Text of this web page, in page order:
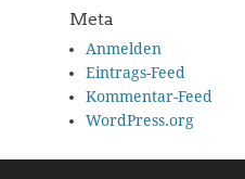
Meta
Anmelden
Eintrags-Feed
Kommentar-Feed
WordPress.org